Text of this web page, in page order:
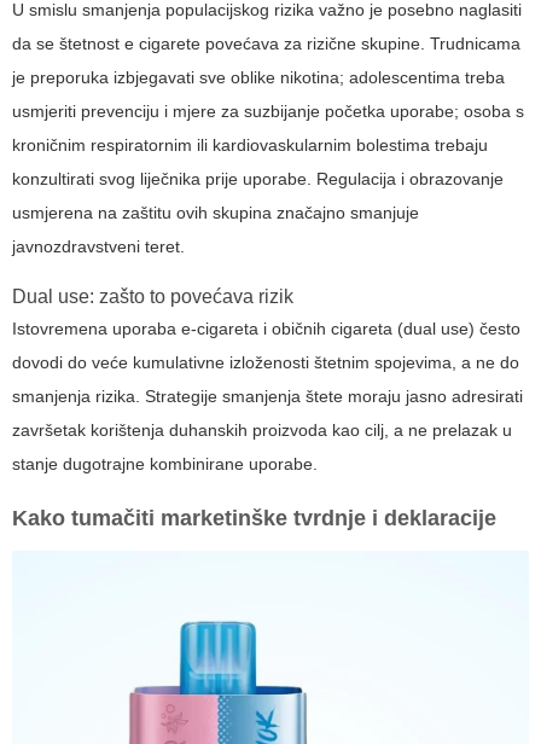
U smislu smanjenja populacijskog rizika važno je posebno naglasiti
da se štetnost e cigarete povećava za rizične skupine. Trudnicama
je preporuka izbjegavati sve oblike nikotina; adolescentima treba
usmjeriti prevenciju i mjere za suzbijanje početka uporabe; osoba s
kroničnim respiratornim ili kardiovaskularnim bolestima trebaju
konzultirati svog liječnika prije uporabe. Regulacija i obrazovanje
usmjerena na zaštitu ovih skupina značajno smanjuje
javnozdravstveni teret.
Dual use: zašto to povećava rizik
Istovremena uporaba e-cigareta i običnih cigareta (dual use) često
dovodi do veće kumulativne izloženosti štetnim spojevima, a ne do
smanjenja rizika. Strategije smanjenja štete moraju jasno adresirati
završetak korištenja duhanskih proizvoda kao cilj, a ne prelazak u
stanje dugotrajne kombinirane uporabe.
Kako tumačiti marketinške tvrdnje i deklaracije